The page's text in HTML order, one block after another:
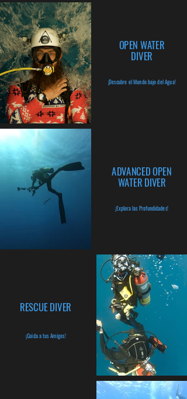
OPEN WATER
DIVER
¡Descubre el Mundo bajo del Agua!
ADVANCED OPEN
WATER DIVER
¡Explora las Profundidades!
RESCUE DIVER
¡Cuida a tus Amigos!